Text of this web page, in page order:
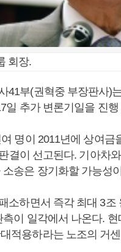
회장.
41부(권혁중 부장판사)
일 추가 변론기일을 진
명이 2011년에 상여금
결이 선고된다. 기아차
송은 장기화할 가능성
소하면서 즉각 최대 3
이 일각에서 나온다.
적용하라는 노조의 거